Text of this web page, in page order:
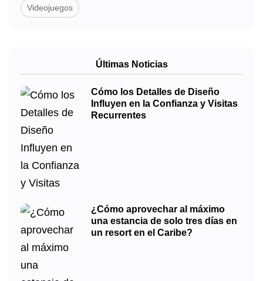
Videojuegos
Últimas Noticias
Cómo los Detalles de Diseño
Influyen en la Confianza y Visitas
Recurrentes
¿Cómo aprovechar al máximo
una estancia de solo tres días en
un resort en el Caribe?